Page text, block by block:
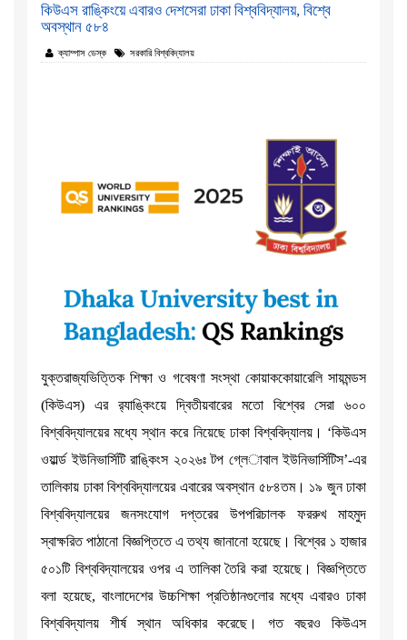
কিউএস রাঙ্কিংয়ে এবারও দেশসেরা ঢাকা বিশ্ববিদ্যালয়, বিশ্বে
অবস্থান ৫৮৪
ক্যাম্পাস ডেস্ক সরকারি বিশ্ববিদ্যালয়
যুক্তরাজ্যভিত্তিক শিক্ষা ও গবেষণা সংস্থা কোয়াককোয়ারেলি সায়মন্ডস
(কিউএস) এর র‌্যাঙ্কিংয়ে দ্বিতীয়বারের মতো বিশ্বের সেরা ৬০০
বিশ্ববিদ্যালয়ের মধ্যে স্থান করে নিয়েছে ঢাকা বিশ্ববিদ্যালয়। ‘কিউএস
ওয়ার্ল্ড ইউনিভার্সিটি রাঙ্কিংস ২০২৬ঃ টপ গ্লে­াবাল ইউনিভার্সিটিস’-এর
তালিকায় ঢাকা বিশ্ববিদ্যালয়ের এবারের অবস্থান ৫৮৪তম। ১৯ জুন ঢাকা
বিশ্ববিদ্যালয়ের জনসংযোগ দপ্তরের উপপরিচালক ফররুখ মাহমুদ
স্বাক্ষরিত পাঠানো বিজ্ঞপ্তিতে এ তথ্য জানানো হয়েছে। বিশ্বের ১ হাজার
৫০১টি বিশ্ববিদ্যালয়ের ওপর এ তালিকা তৈরি করা হয়েছে। বিজ্ঞপ্তিতে
বলা হয়েছে, বাংলাদেশের উচ্চশিক্ষা প্রতিষ্ঠানগুলোর মধ্যে এবারও ঢাকা
বিশ্ববিদ্যালয় শীর্ষ স্থান অধিকার করেছে। গত বছরও কিউএস